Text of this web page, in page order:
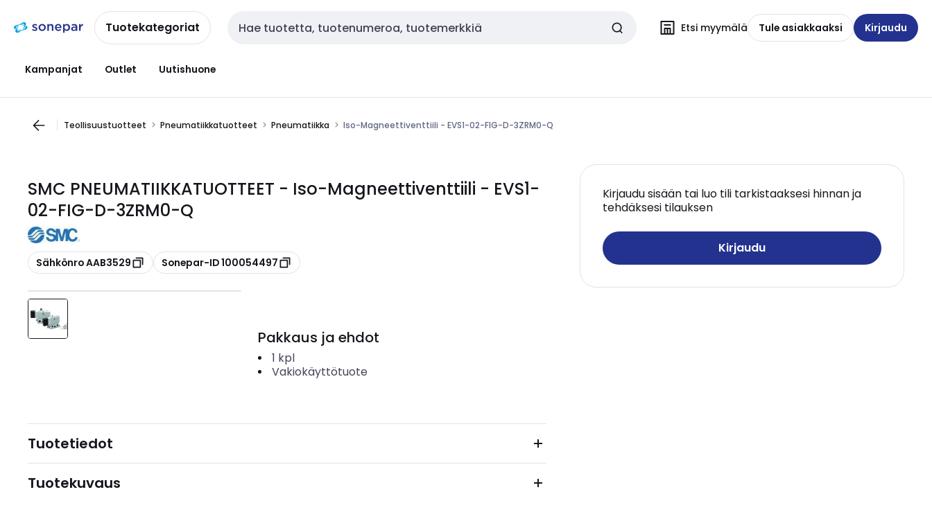
navigointiinsisältöönTuotekategoriat Haku Etsi myymälä Tule asiakkaaksi Kirjaudu
Kampanjat Outlet Uutishuone
Teollisuustuotteet Pneumatiikkatuotteet Pneumatiikka Iso-Magneettiventtiili - EVS1-02-FIG-D-3ZRM0-Q
SMC PNEUMATIIKKATUOTTEET - Iso-Magneettiventtiili - EVS1-
02-FIG-D-3ZRM0-Q
Kopioi
Sähkönro AAB3529 Kopioi
Sonepar-ID 100054497
Kirjaudu sisään tai luo tili tarkistaaksesi hinnan ja
tehdäksesi tilauksen
Kirjaudu
Pakkaus ja ehdot
1 kpl
Vakiokäyttötuote
Tuotetiedot
Tuotekuvaus